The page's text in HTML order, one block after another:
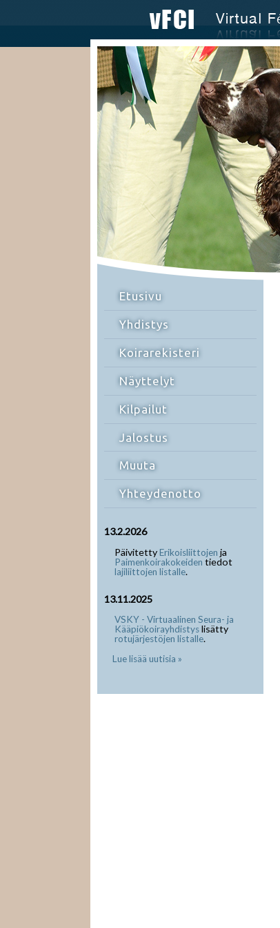
Etusivu
Yhdistys
Koirarekisteri
Näyttelyt
Kilpailut
Jalostus
Muuta
Yhteydenotto
13.2.2026
PäivitettyErikoisliittojen ja
Paimenkoirakokeiden tiedot
lajiliittojen listalle.
13.11.2025
VSKY - Virtuaalinen Seura- ja
Kääpiökoirayhdistyslisätty
rotujärjestöjen listalle.
Lue lisää uutisia »